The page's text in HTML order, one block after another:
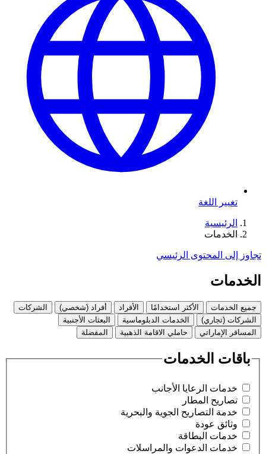
تغيير اللغة
الرئيسية
الخدمات
تجاوز إلى المحتوى الرئيسي
الخدمات
جميع الخدمات الأكثر استخدامًا الأفراد أفراد (شخصي)
الشركات
الشركات (تجاري)
الخدمات الدبلوماسية
البعثات الأجنبية
المسافر الإماراتي
حاملي الاقامة الذهبية المفضلة
باقات الخدمات
خدمات الرعايا الأجانب
تصاريح المطار
خدمة التصاريح الجوية والبحرية
وثائق عودة
خدمات البطاقة
خدمات الدعوات والمراسلات